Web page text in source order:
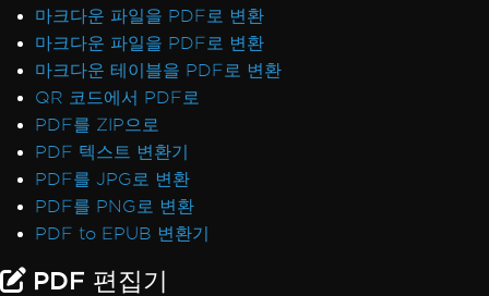
마크다운 파일을 PDF로 변환
마크다운 파일을 PDF로 변환
마크다운 테이블을 PDF로 변환
QR 코드에서 PDF로
PDF를 ZIP으로
PDF 텍스트 변환기
PDF를 JPG로 변환
PDF를 PNG로 변환
PDF to EPUB 변환기
PDF 편집기